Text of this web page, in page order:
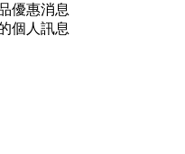
優惠消息
個人訊息